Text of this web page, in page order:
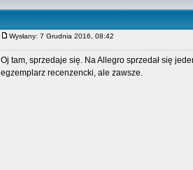
Wysłany: 7 Grudnia 2016, 08:42
Oj tam, sprzedaje się. Na Allegro sprzedał się
egzemplarz recenzencki, ale zawsze.